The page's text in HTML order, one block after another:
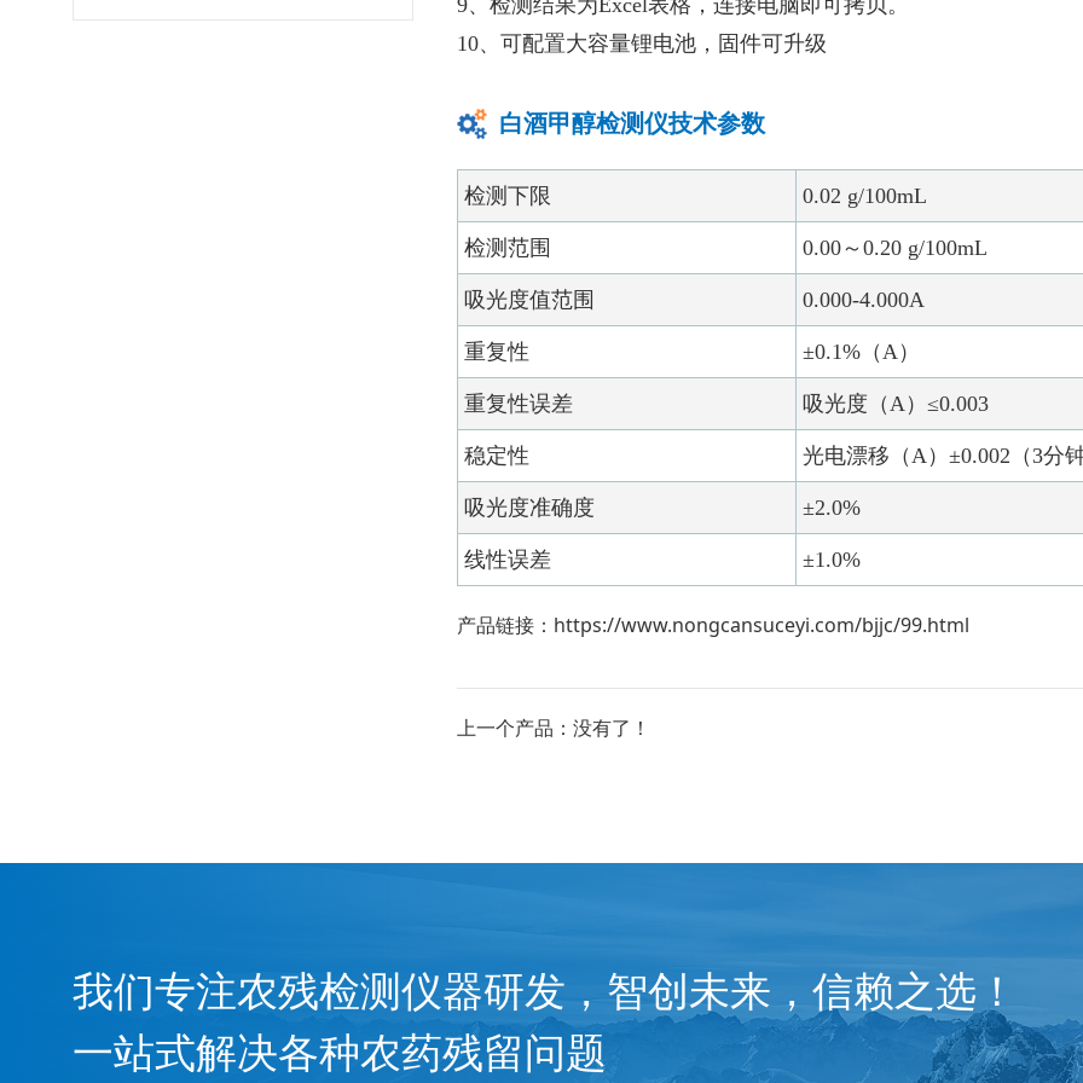
9、检测结果为Excel表格，连接电脑即可拷贝。
10、可配置大容量锂电池，固件可升级
白酒甲醇检测仪技术参数
检测下限 0.02 g/100mL
检测范围 0.00～0.20 g/100mL
吸光度值范围 0.000-4.000A
重复性 ±0.1%（A）
重复性误差 吸光度（A）≤0.003
稳定性 光电漂移（A）±0.002（3分
吸光度准确度 ±2.0%
线性误差 ±1.0%
产品链接： https://www.nongcansuceyi.com/bjjc/99.html
上一个产品：没有了！
我们专注农残检测仪器研发，智创未来，信赖之选！
一站式解决各种农药残留问题